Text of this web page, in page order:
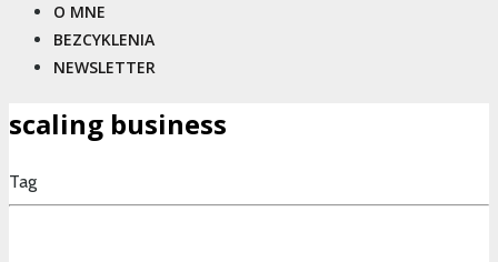
O MNE
BEZCYKLENIA
NEWSLETTER
scaling business
Tag